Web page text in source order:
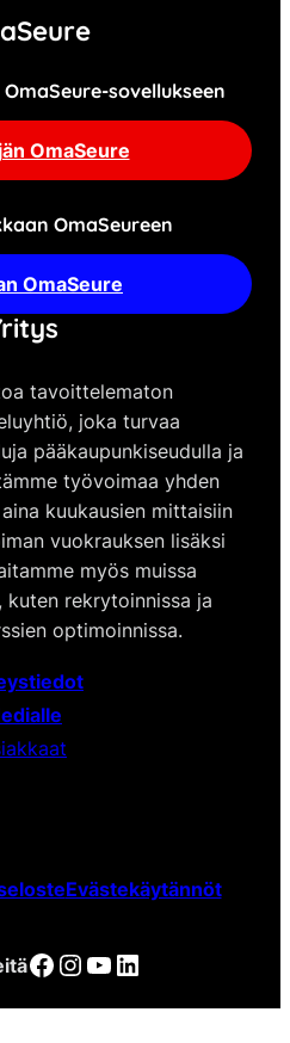
sovellukseen
OmaSeure
OmaSeureen
OmaSeure
tavoittelematon
joka turvaa
pääkaupunkiseudulla ja
työvoimaa yhden
kuukausien mittaisiin
vuokrauksen lisäksi
myös muissa
kuten rekrytoinnissa ja
optimoinnissa.
Evästekäytännöt
Facebook Instagram YouTube LinkedIn